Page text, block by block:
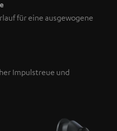
Drittplattformen
Informationen sind in der
I zu finden
für eine ausgewogene
Impulstreue und